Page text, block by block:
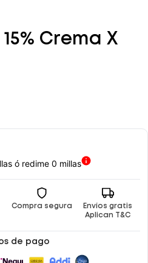
Crema X
ó redime 0 millas
Compra segura
Envíos gratis
Aplican T&C
de pago